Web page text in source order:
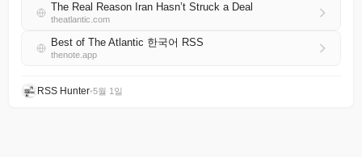
The Real Reason Iran Hasn’t Struck a Deal
theatlantic.com
Best of The Atlantic 한국어 RSS
thenote.app
RSS Hunter•5월 1일